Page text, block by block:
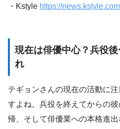
・Kstyle https://
現在は俳優中心？兵役
れ
テギョンさんの現在の活動に
すよね。兵役を終えてからの
帰、そして俳優業への本格進